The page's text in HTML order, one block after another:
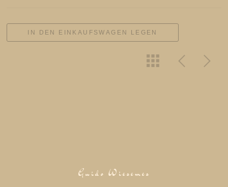
Guido Wiesemes
IN DEN EINKAUFSWAGEN LEGEN